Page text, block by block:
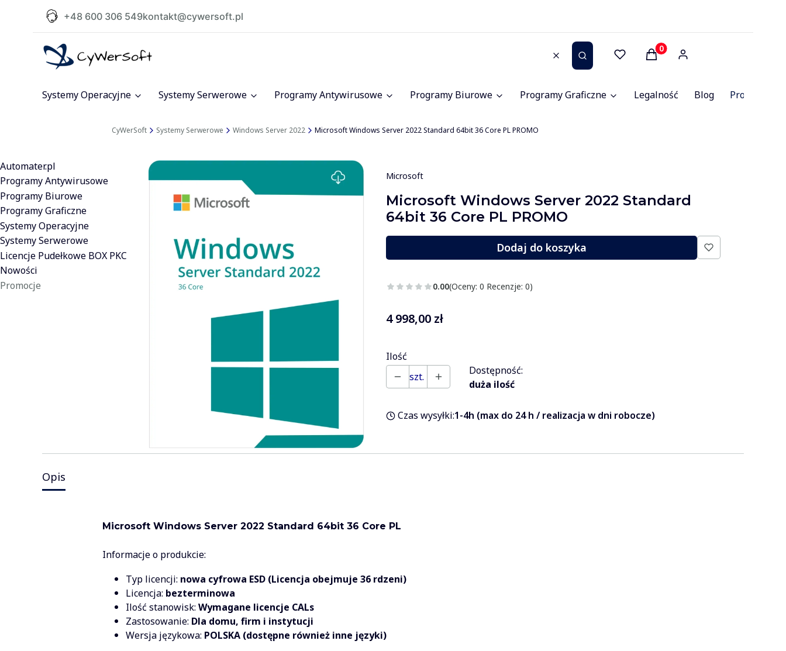
+48 600 306 549kontakt@cywersoft.pl
WyczyśćSzukaj Produkty w koszyku: 0.
Systemy Operacyjne Systemy Serwerowe Programy Antywirusowe Programy Biurowe Programy Graficzne Legalność Blog Promocje
CyWerSoft Systemy Serwerowe Windows Server 2022 Microsoft Windows Server 2022 Standard 64bit 36 Core PL PROMO
Automater.pl
Programy Antywirusowe
Programy Biurowe
Programy Graficzne
Systemy Operacyjne
Systemy Serwerowe
Licencje Pudełkowe BOX PKC
Nowości
Promocje
Microsoft
Microsoft Windows Server 2022 Standard
64bit 36 Core PL PROMO
Dodaj do koszyka
0.00(Oceny: 0 Recenzje: 0)
Cena
4 998,00 zł
Ilość
szt.
Dostępność:
duża ilość
Czas wysyłki:1-4h (max do 24 h / realizacja w dni robocze)
Opis
Microsoft Windows Server 2022 Standard 64bit 36 Core PL
Informacje o produkcie:
Typ licencji: nowa cyfrowa ESD (Licencja obejmuje 36 rdzeni)
Licencja: bezterminowa
Ilość stanowisk: Wymagane licencje CALs
Zastosowanie: Dla domu, firm i instytucji
Wersja językowa: POLSKA (dostępne również inne języki)